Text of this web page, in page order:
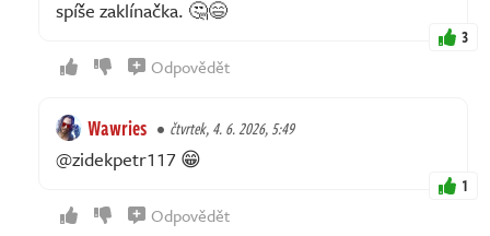
spíše zaklínačka. 🤔😄
3
Odpovědět
Wawries čtvrtek, 4. 6. 2026, 5:49
@zidekpetr117 😁
1
Odpovědět